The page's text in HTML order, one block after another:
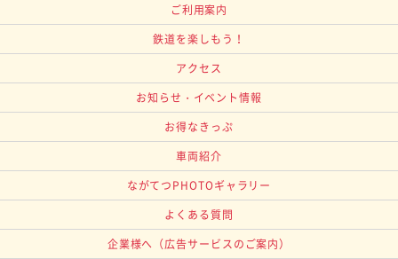
ご利用案内
鉄道を楽しもう！
アクセス
お知らせ・イベント情報
お得なきっぷ
車両紹介
ながてつPHOTOギャラリー
よくある質問
企業様へ （広告サービスのご案内）